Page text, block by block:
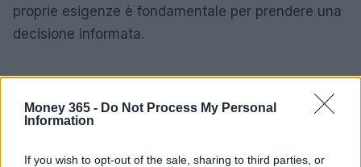
Money 365 - Do Not Process My Personal
Information
If you wish to opt-out of the sale, sharing to third parties, or
proprie esigenze è fondamentale per prendere una
decisione informata.